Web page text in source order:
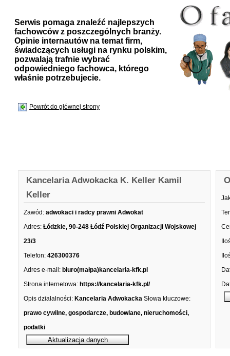
Serwis pomaga znaleźć najlepszych
fachowców z poszczególnych branży.
Opinie internautów na temat firm,
świadczących usługi na rynku polskim,
pozwalają trafnie wybrać
odpowiedniego fachowca, którego
właśnie potrzebujecie.
Powrót do głównej strony
Kancelaria Adwokacka K. Keller Kamil
Keller
Zawód: adwokaci i radcy prawni Adwokat
Adres: Łódzkie, 90-248 Łódź Polskiej Organizacji Wojskowej
23/3
Telefon: 426300376
Adres e-mail: biuro(małpa)kancelaria-kfk.pl
Strona internetowa: https://kancelaria-kfk.pl/
Opis działalności: Kancelaria Adwokacka Słowa kluczowe:
prawo cywilne, gospodarcze, budowlane, nieruchomości,
podatki